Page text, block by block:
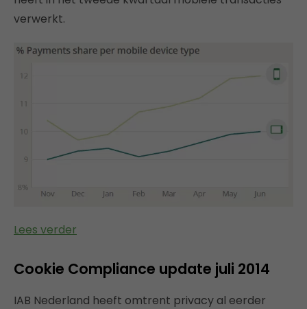
verwerkt.
Lees verder
Cookie Compliance update juli 2014
IAB Nederland heeft omtrent privacy al eerder